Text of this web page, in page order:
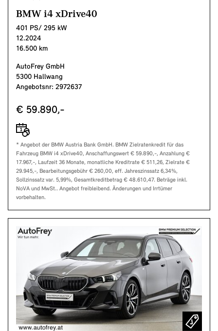
BMW i4 xDrive40
401 PS/ 295 kW
12.2024
16.500 km
AutoFrey GmbH
5300 Hallwang
Angebotsnr: 2972637
€ 59.890,-
* Angebot der BMW Austria Bank GmbH. BMW Zielratenkredit für das
Fahrzeug BMW i4 xDrive40, Anschaffungswert € 59.890,-, Anzahlung €
17.967,-, Laufzeit 36 Monate, monatliche Kreditrate € 511,26, Zielrate €
29.945,-, Bearbeitungsgebühr € 260,00, eff. Jahreszinssatz 6,34%,
Sollzinssatz var. 5,99%, Gesamtkreditbetrag € 48.610,47. Beträge inkl.
NoVA und MwSt.. Angebot freibleibend. Änderungen und Irrtümer
vorbehalten.